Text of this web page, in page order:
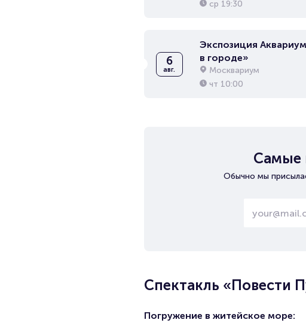
ср 19:30
6
авг.
Экспозиция
в городе»
Москвариум
чт 10:00
Самые
Обычно мы
Спектакль «Повести
Погружение в житейское море: